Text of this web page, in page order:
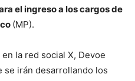
el ingreso a los cargos de
(MP).
la red social X, Devoe
se irán desarrollando los